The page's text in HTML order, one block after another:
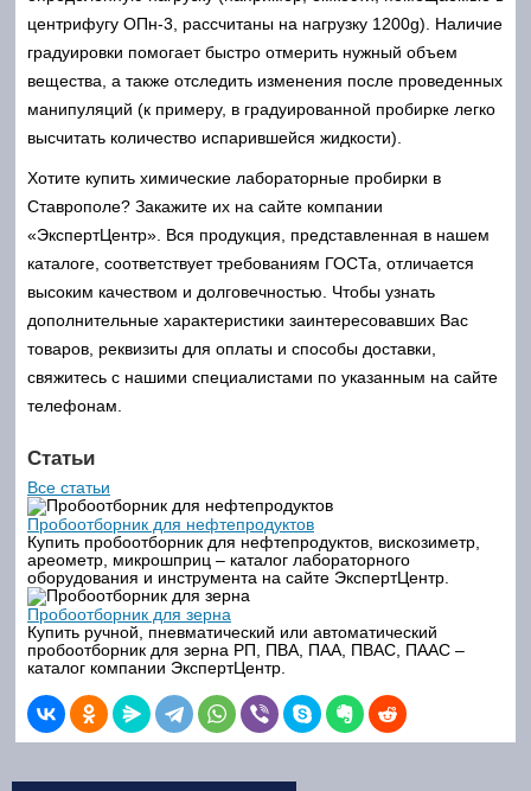
центрифугу ОПн-3, рассчитаны на нагрузку 1200g). Наличие
градуировки помогает быстро отмерить нужный объем
вещества, а также отследить изменения после проведенных
манипуляций (к примеру, в градуированной пробирке легко
высчитать количество испарившейся жидкости).
Хотите купить химические лабораторные пробирки в
Ставрополе? Закажите их на сайте компании
«ЭкспертЦентр». Вся продукция, представленная в нашем
каталоге, соответствует требованиям ГОСТа, отличается
высоким качеством и долговечностью. Чтобы узнать
дополнительные характеристики заинтересовавших Вас
товаров, реквизиты для оплаты и способы доставки,
свяжитесь с нашими специалистами по указанным на сайте
телефонам.
Статьи
Все статьи
Пробоотборник для нефтепродуктов
Купить пробоотборник для нефтепродуктов, вискозиметр,
ареометр, микрошприц – каталог лабораторного
оборудования и инструмента на сайте ЭкспертЦентр.
Пробоотборник для зерна
Купить ручной, пневматический или автоматический
пробоотборник для зерна РП, ПВА, ПАА, ПВАС, ПААС –
каталог компании ЭкспертЦентр.